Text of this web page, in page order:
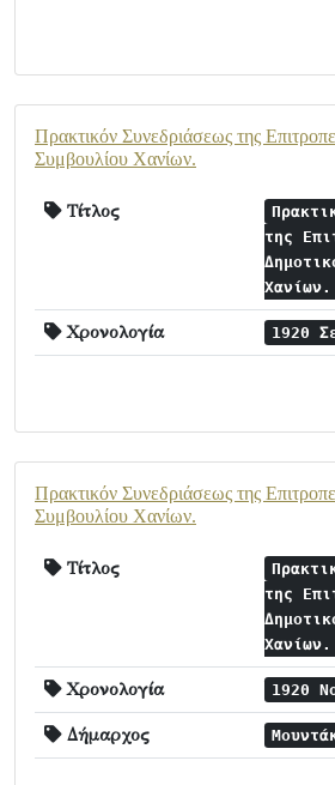
Πρακτικόν Συνεδριάσεως της
Συμβουλίου Χανίων.
Τίτλος
της
Χανίων.
Χρονολογία 1920
Πρακτικόν Συνεδριάσεως της
Συμβουλίου Χανίων.
Τίτλος
της
Χανίων.
Χρονολογία 1920
Δήμαρχος